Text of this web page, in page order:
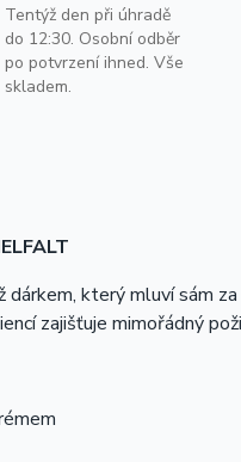
Tentýž den při úhradě
do 12:30. Osobní odběr
po potvrzení ihned. Vše
skladem.
který mluví sám
zajišťuje mimořádný